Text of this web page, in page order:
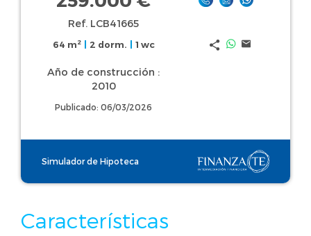
Ref. LCB41665
64 m2 2 dorm. 1 wc
Año de construcción :
2010
Publicado: 06/03/2026
Simulador de Hipoteca
Características